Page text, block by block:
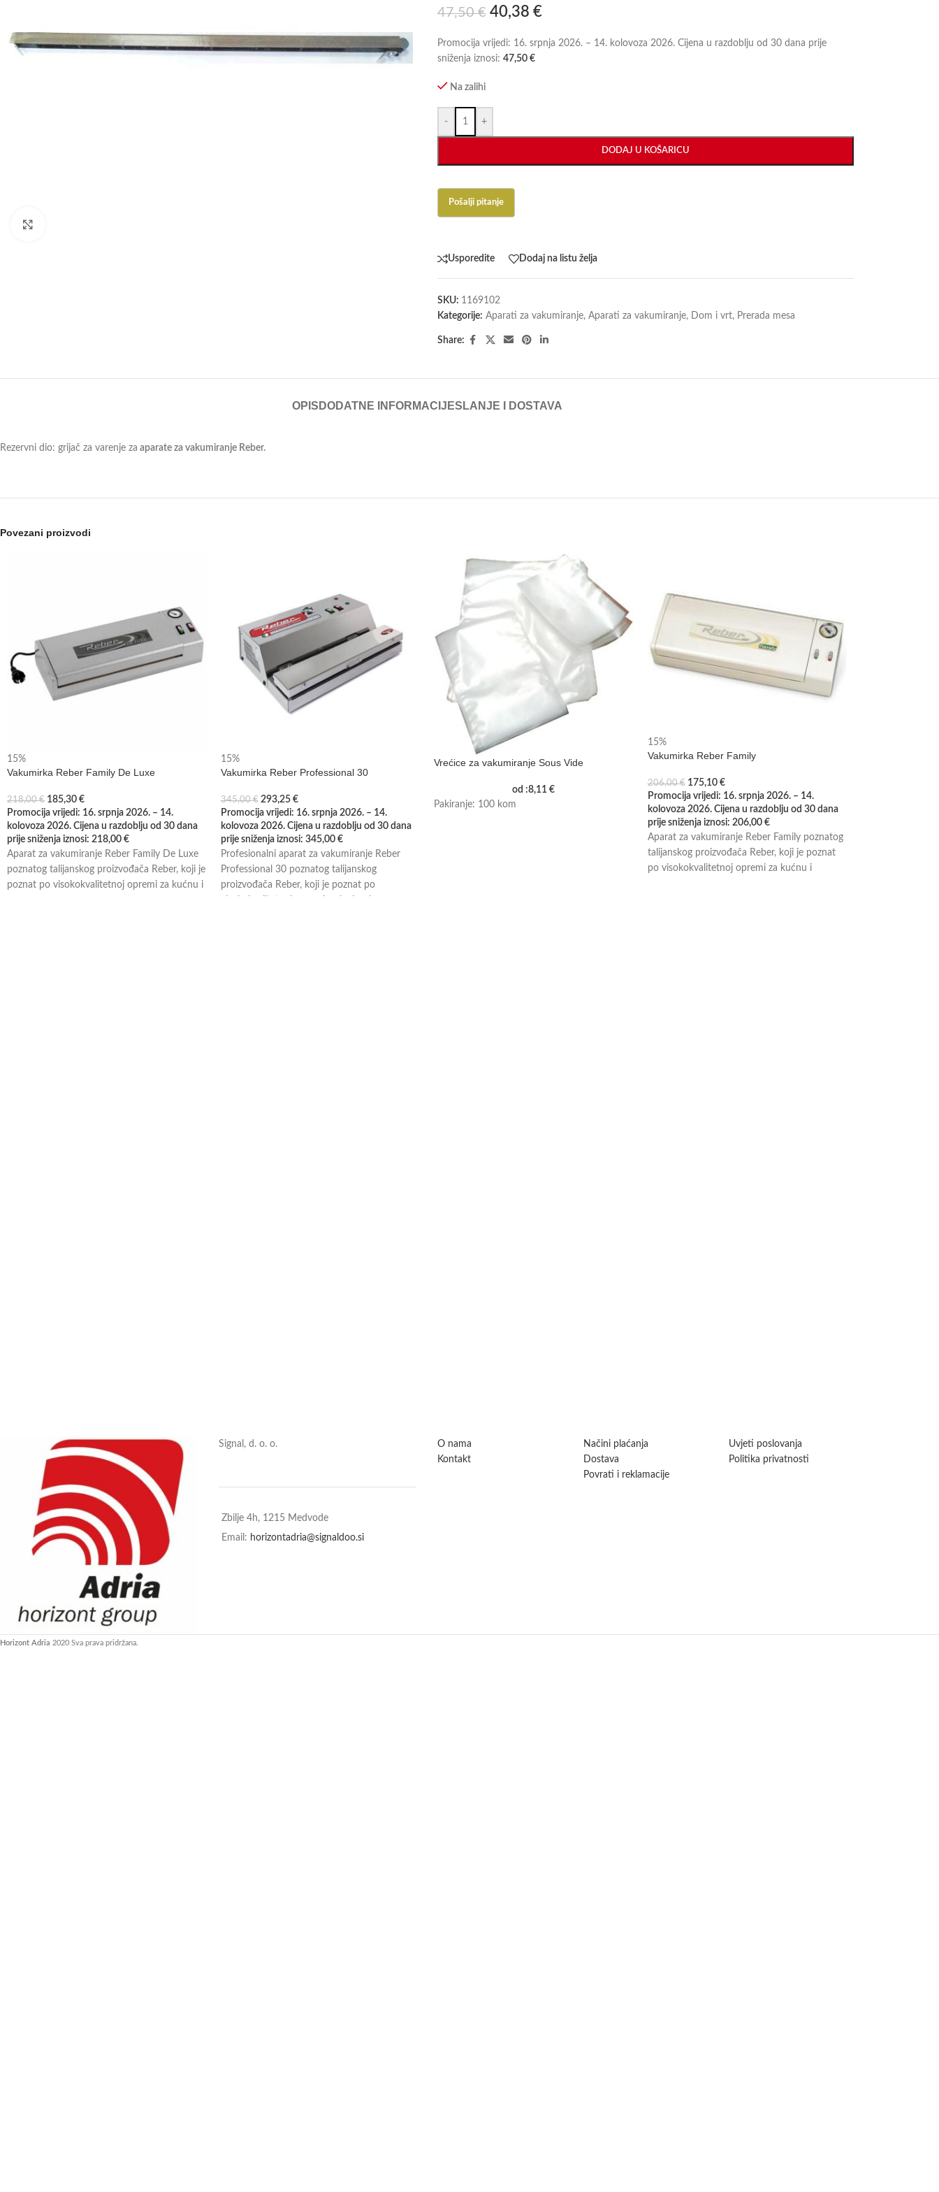
47,50€ 40,38 €
Promocija vrijedi: 16. srpnja 2026. – 14. kolovoza 2026. Cijena u razdoblju od 30 dana prije
sniženja iznosi: 47,50 €
Na zalihi
- +
DODAJ U KOŠARICU
Usporedite Dodaj na listu želja
SKU: 1169102
Kategorije: Aparati za vakumiranje, Aparati za vakumiranje, Dom i vrt, Prerada mesa
Share:
OPIS DODATNE INFORMACIJESLANJE I DOSTAVA
Rezervni dio: grijač za varenje za aparate za vakumiranje Reber.
Povezani proizvodi
15%
Vakumirka Reber Family De Luxe
218,00€ 185,30 €
Promocija vrijedi: 16. srpnja 2026. – 14.
kolovoza 2026. Cijena u razdoblju od 30 dana
prije sniženja iznosi: 218,00 €
Aparat za vakumiranje Reber Family De Luxe
poznatog talijanskog proizvođača Reber, koji je
poznat po visokokvalitetnoj opremi za kućnu i
15%
Vakumirka Reber Professional 30
345,00€ 293,25 €
Promocija vrijedi: 16. srpnja 2026. – 14.
kolovoza 2026. Cijena u razdoblju od 30 dana
prije sniženja iznosi: 345,00 €
Profesionalni aparat za vakumiranje Reber
Professional 30 poznatog talijanskog
proizvođača Reber, koji je poznat po
Vrećice za vakumiranje Sous Vide
od :8,11€
Pakiranje: 100 kom
15%
Vakumirka Reber Family
206,00€ 175,10 €
Promocija vrijedi: 16. srpnja 2026. – 14.
kolovoza 2026. Cijena u razdoblju od 30 dana
prije sniženja iznosi: 206,00 €
Aparat za vakumiranje Reber Family poznatog
talijanskog proizvođača Reber, koji je poznat
po visokokvalitetnoj opremi za kućnu i
Signal, d. o. o.
Zbilje 4h, 1215 Medvode
Email: horizontadria@signaldoo.si
O nama
Kontakt
Načini plaćanja
Dostava
Povrati i reklamacije
Uvjeti poslovanja
Politika privatnosti
Horizont Adria 2020 Sva prava pridržana.